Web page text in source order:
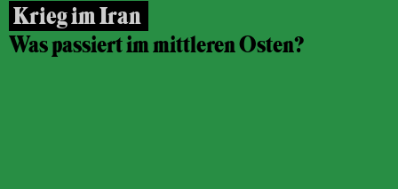
Krieg im Iran
Was passiert im mittleren Osten?